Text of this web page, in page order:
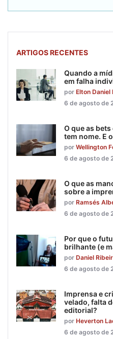
ARTIGOS RECENTES
Quando a
em falha
por Elton Daniel
6 de agosto de
O que as
tem nome. E
por Wellington
6 de agosto de
O que as
sobre a
por Ramsés
6 de agosto de
Por que o
brilhante (e
por Daniel
6 de agosto de
Imprensa e
velado, falta
editorial?
por Heverton
6 de agosto de